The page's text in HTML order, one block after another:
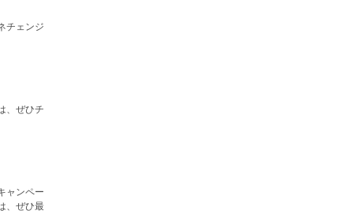
チェンジ
、ぜひチ
ャンペー
、ぜひ最